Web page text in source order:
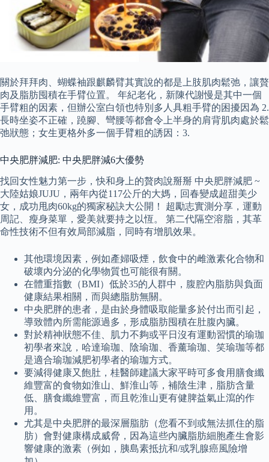
關於拜拜肉、蝴蝶袖跟麒麟臂其實說的都是上肢肌肉鬆弛，讓贅
肉及脂肪囤積在手臂位置。 年紀老化，新陳代謝慢是其中一個
手臂粗的因素，但辦公室白領也特別多人具粗手臂的困擾因為 2.
長時坐姿不正確，蹺腳、彎腰等都會令上半身的肩背肌肉處於鬆
弛狀態；女生更格外多一個手臂粗的誘因：3.
中央肥胖減肥: 中央肥胖減6大優勢
找回女性魅力第一步，快和身上的贅肉說掰掰 中央肥胖減肥 ~
大陸姑娘JUJU，兩年內從117公斤的大媽，回春變成超甜美少
女，成功甩肉60kg的獨家秘訣大公開！ 超勵志實測分享，運動
周記、瘦身菜單，愛美就要持之以恆。 第二代隔空溶脂，其革
命性技術不但有效局部減脂，同時有增肌效果。
其他環境因素，例如產婦吸煙，飲食中的雌激素化合物和
破壞內分泌的化學物質也可能很有關。
在體重指數（BMI）低於35的人群中，腹腔內脂肪與負面
健康結果相關，而與總脂肪無關。
中央肥胖的患者，是由於身體吸取能量多於付出而引起，
導致體內所需能源過多，形成脂肪囤積在肚腹內臟。
對於精神狀態不佳、肌力不夠或平日沒有運動習慣的瑜珈
初學者來說，哈達瑜珈、陰瑜珈、香薰瑜珈、笑瑜珈等都
是適合瑜珈減肥初學者的瑜珈方式。
要減得健康又飽肚，桂醫師建議大家平時可多食用膳食纖
維豐富的食物如淮山、鮮淮山等，補陰生津，脂肪含量
低、膳食纖維豐富，而且乾淮山更有健脾益氣止瀉的作
用。
尤其是中央肥胖的最深層脂肪（您看不到或無法抓住的脂
肪）會對健康構成威脅，因為這些內臟脂肪細胞產生會影
響健康的激素（例如，胰島素抵抗和/或乳腺癌風險增